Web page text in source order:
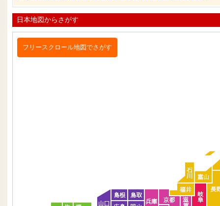
日本地図からさがす
フリースクロール地図でさがす